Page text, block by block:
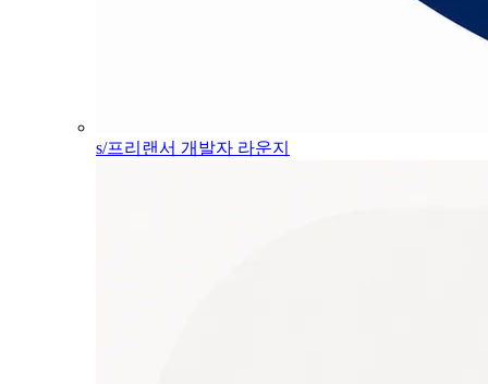
s/프리랜서 개발자 라운지